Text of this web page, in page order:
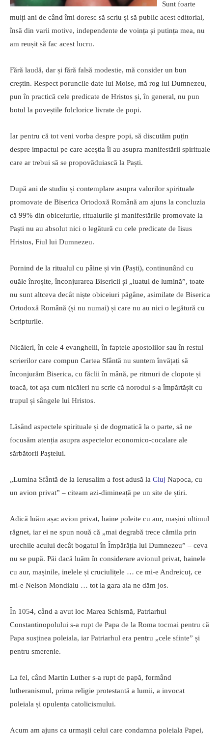
Sunt foarte
mulți ani de când îmi doresc să scriu și să public acest editorial,
însă din varii motive, independente de voința și putința mea, nu
am reușit să fac acest lucru.
Fără laudă, dar și fără falsă modestie, mă consider un bun
creștin. Respect poruncile date lui Moise, mă rog lui Dumnezeu,
pun în practică cele predicate de Hristos și, în general, nu pun
botul la poveștile folclorice livrate de popi.
Iar pentru că tot veni vorba despre popi, să discutăm puțin
despre impactul pe care aceștia îl au asupra manifestării spirituale
care ar trebui să se propovăduiască la Paști.
După ani de studiu și contemplare asupra valorilor spirituale
promovate de Biserica Ortodoxă Română am ajuns la concluzia
că 99% din obiceiurile, ritualurile și manifestările promovate la
Paști nu au absolut nici o legătură cu cele predicate de Iisus
Hristos, Fiul lui Dumnezeu.
Pornind de la ritualul cu pâine și vin (Paști), continunând cu
ouăle înroșite, înconjurarea Bisericii și „luatul de lumină”, toate
nu sunt altceva decât niște obiceiuri păgâne, asimilate de Biserica
Ortodoxă Română (și nu numai) și care nu au nici o legătură cu
Scripturile.
Nicăieri, în cele 4 evanghelii, în faptele apostolilor sau în restul
scrierilor care compun Cartea Sfântă nu suntem învățați să
înconjurăm Biserica, cu făclii în mână, pe ritmuri de clopote și
toacă, tot așa cum nicăieri nu scrie că norodul s-a împărtășit cu
trupul și sângele lui Hristos.
Lăsând aspectele spirituale și de dogmatică la o parte, să ne
focusăm atenția asupra aspectelor economico-cocalare ale
sărbătorii Paștelui.
„Lumina Sfântă de la Ierusalim a fost adusă la Cluj Napoca, cu
un avion privat” – citeam azi-dimineață pe un site de știri.
Adică luăm așa: avion privat, haine poleite cu aur, mașini ultimul
răgnet, iar ei ne spun nouă că „mai degrabă trece cămila prin
urechile acului decât bogatul în Împărăția lui Dumnezeu” – ceva
nu se pupă. Păi dacă luăm în considerare avionul privat, hainele
cu aur, mașinile, inelele și cruciulițele … ce mi-e Andreicuț, ce
mi-e Nelson Mondialu … tot la gara aia ne dăm jos.
În 1054, când a avut loc Marea Schismă, Patriarhul
Constantinopolului s-a rupt de Papa de la Roma tocmai pentru că
Papa susținea poleiala, iar Patriarhul era pentru „cele sfinte” și
pentru smerenie.
La fel, când Martin Luther s-a rupt de papă, formând
lutheranismul, prima religie protestantă a lumii, a invocat
poleiala și opulența catolicismului.
Acum am ajuns ca urmașii celui care condamna poleiala Papei,